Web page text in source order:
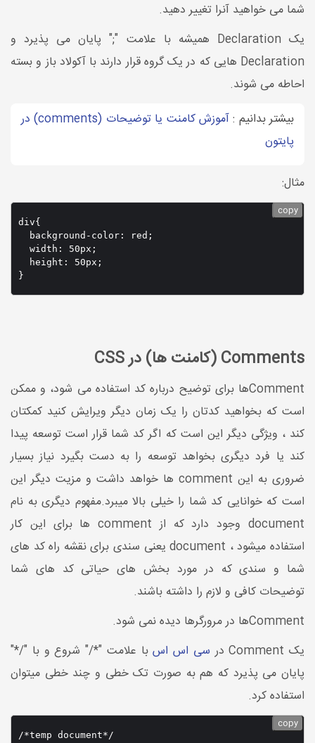
شما می خواهید آنرا تغییر دهید.
یک Declaration همیشه با علامت ";" پایان می پذیرد و
Declaration هایی که در یک گروه قرار دارند با آکولاد باز و بسته
احاطه می شوند.
بیشتر بدانیم :
آموزش کامنت یا توضیحات (comments) در
پایتون
مثال:
div{
  background-color: red;
  width: 50px;
  height: 50px;
}
copy
Comments (کامنت ها) در CSS
Commentها برای توضیح درباره کد استفاده می شود، و ممکن
است که بخواهید کدتان را یک زمان دیگر ویرایش کنید کمکتان
کند ، ویژگی دیگر این است که اگر کد شما قرار است توسعه پیدا
کند یا فرد دیگری بخواهد توسعه را به دست بگیرد نیاز بسیار
ضروری به این comment ها خواهد داشت و مزیت دیگر این
است که خوانایی کد شما را خیلی بالا میبرد.مفهوم دیگری به نام
document وجود دارد که از comment ها برای این کار
استفاده میشود ، document یعنی سندی برای نقشه راه کد های
شما و سندی که در مورد بخش های حیاتی کد های شما
توضیحات کافی و لازم را داشته باشند.
Commentها در مرورگرها دیده نمی شود.
یک Comment در
سی اس اسبا علامت "*/" شروع و با "/*"
پایان می پذیرد که هم به صورت تک خطی و چند خطی میتوان
استفاده کرد.
/*temp document*/
copy